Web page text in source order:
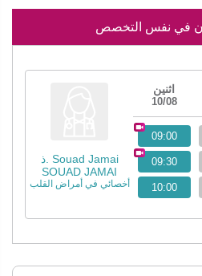
في نفس التخصص
ذ. Souad Jamai
SOUAD JAMAI
أخصائي في أمراض القلب
اثنين
10/08
09:00
09:30
10:00